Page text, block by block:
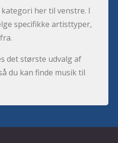
her til venstre. I
specifikke artisttyper,
det største udvalg af
du kan finde musik til